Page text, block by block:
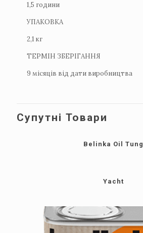
1,5 години
УПАКОВКА
2,1 кг
ТЕРМІН ЗБЕРІГАННЯ
9 місяців від дати виробництва
Супутні Товари
Belinka Oil Tung
Yacht